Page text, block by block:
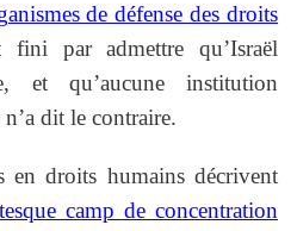
de défense des droits
par admettre qu’Israël
et qu’aucune institution
dit le contraire.
en droits humains décrivent
camp de concentration